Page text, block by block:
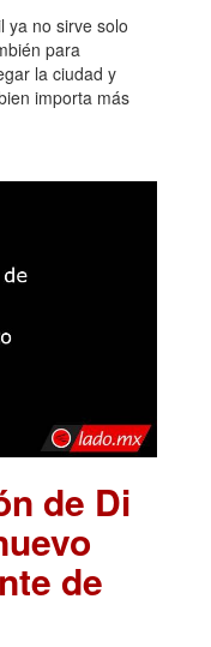
ya no sirve solo
para
la ciudad y
importa más
de Di
de